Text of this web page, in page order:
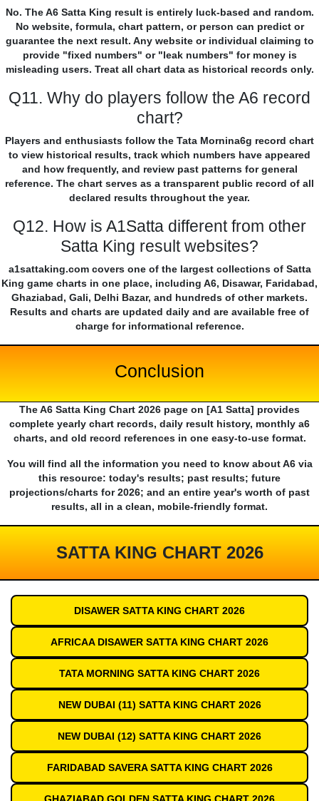
No. The A6 Satta King result is entirely luck-based and random.
No website, formula, chart pattern, or person can predict or
guarantee the next result. Any website or individual claiming to
provide "fixed numbers" or "leak numbers" for money is
misleading users. Treat all chart data as historical records only.
Q11. Why do players follow the A6 record
chart?
Players and enthusiasts follow the Tata Mornina6g record chart
to view historical results, track which numbers have appeared
and how frequently, and review past patterns for general
reference. The chart serves as a transparent public record of all
declared results throughout the year.
Q12. How is A1Satta different from other
Satta King result websites?
a1sattaking.com covers one of the largest collections of Satta
King game charts in one place, including A6, Disawar, Faridabad,
Ghaziabad, Gali, Delhi Bazar, and hundreds of other markets.
Results and charts are updated daily and are available free of
charge for informational reference.
Conclusion
The A6 Satta King Chart 2026 page on [A1 Satta] provides
complete yearly chart records, daily result history, monthly a6
charts, and old record references in one easy-to-use format.
You will find all the information you need to know about A6 via
this resource: today's results; past results; future
projections/charts for 2026; and an entire year's worth of past
results, all in a clean, mobile-friendly format.
SATTA KING CHART 2026
DISAWER SATTA KING CHART 2026
AFRICAA DISAWER SATTA KING CHART 2026
TATA MORNING SATTA KING CHART 2026
NEW DUBAI (11) SATTA KING CHART 2026
NEW DUBAI (12) SATTA KING CHART 2026
FARIDABAD SAVERA SATTA KING CHART 2026